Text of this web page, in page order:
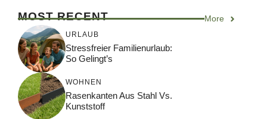
MOST RECENT More
URLAUB
Stressfreier Familienurlaub:
So Gelingt’s
WOHNEN
Rasenkanten Aus Stahl Vs.
Kunststoff